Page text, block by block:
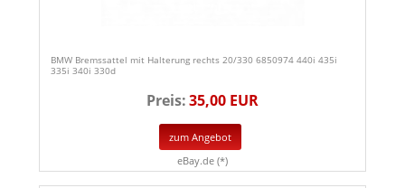
BMW Bremssattel mit Halterung rechts 20/330 6850974 440i 435i
335i 340i 330d
Preis:35,00 EUR
zum Angebot
eBay.de (*)